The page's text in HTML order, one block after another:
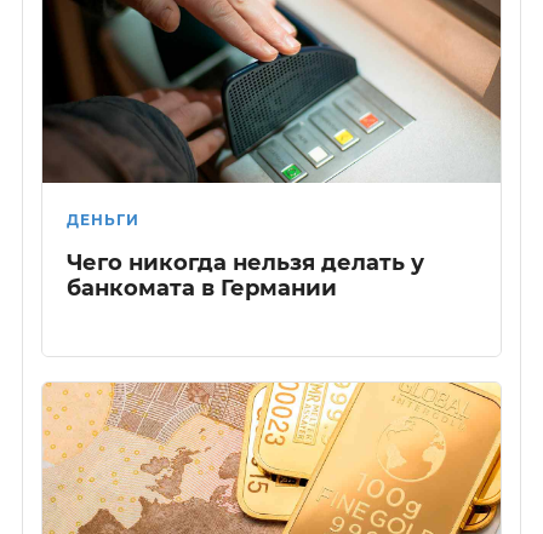
ДЕНЬГИ
Чего никогда нельзя делать у
банкомата в Германии